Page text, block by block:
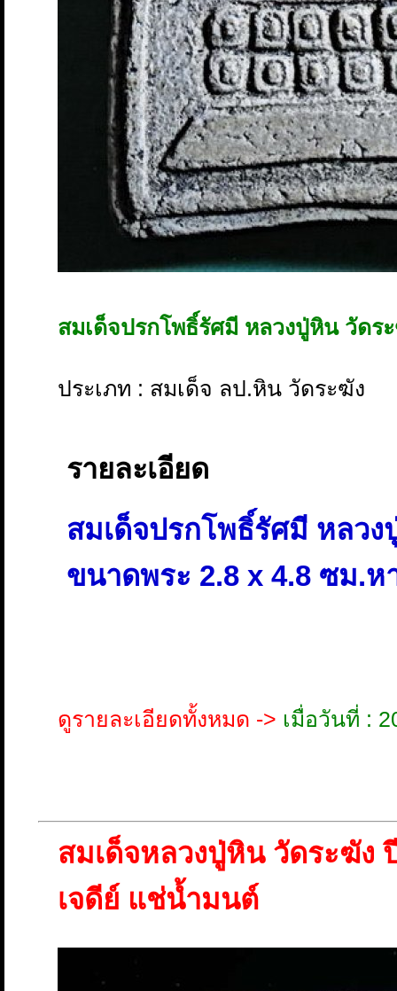
สมเด็จปรกโพธิ์รัศมี หลวงปู่หิน วัดร
ประเภท : สมเด็จ ลป.หิน วัดระฆัง
รายละเอียด
สมเด็จปรกโพธิ์รัศมี หลว
ขนาดพระ 2.8 x 4.8 ซม.ห
ดูรายละเอียดทั้งหมด -> เมื่อวันที่ :
สมเด็จหลวงปู่หิน วัดระฆัง
เจดีย์ แช่น้ำมนต์